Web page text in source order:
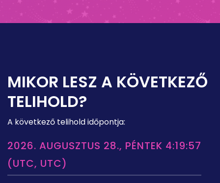
MIKOR LESZ A KÖVETKEZŐ
TELIHOLD?
A következő telihold időpontja:
2026. AUGUSZTUS 28., PÉNTEK 4:19:57
(UTC, UTC)